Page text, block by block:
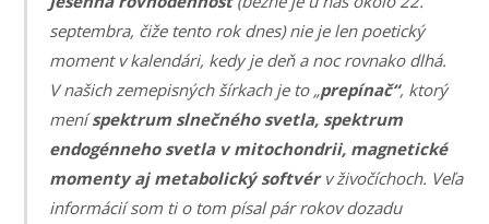
septembra, čiže tento rok dnes) nie je len poetický
moment v kalendári, kedy je deň a noc rovnako dlhá.
V našich zemepisných šírkach je to „prepínač“, ktorý
meníspektrum slnečného svetla, spektrum
endogénneho svetla v mitochondrii, magnetické
momenty aj metabolický softvérv živočíchoch. Veľa
informácií som ti o tom písal pár rokov dozadu